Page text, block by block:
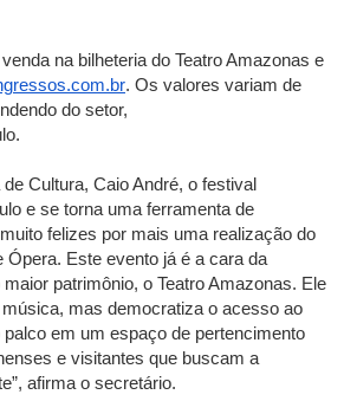
na bilheteria do Teatro Amazonas e
. Os valores variam de
do setor,
Cultura, Caio André, o festival
e se torna uma ferramenta de
felizes por mais uma realização do
Ópera. Este evento já é a cara da
patrimônio, o Teatro Amazonas. Ele
mas democratiza o acesso ao
palco em um espaço de pertencimento
e visitantes que buscam a
afirma o secretário.